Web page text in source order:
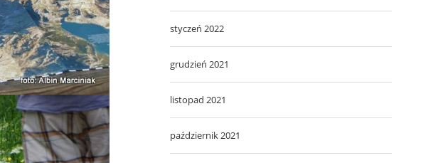
styczeń 2022
grudzień 2021
listopad 2021
październik 2021